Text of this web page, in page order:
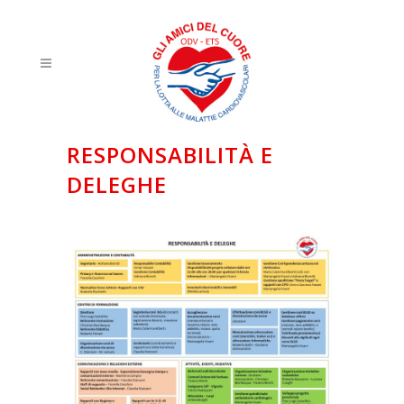
RESPONSABILITÀ E
DELEGHE